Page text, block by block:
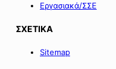
Εργασιακά/ΣΣΕ
ΣΧΕΤΙΚΑ
Sitemap